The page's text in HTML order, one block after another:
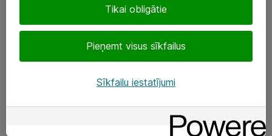
Sekojiet mums
Tikai obligātie
Pieņemt visus sīkfailus
Sīkfailu iestatījumi